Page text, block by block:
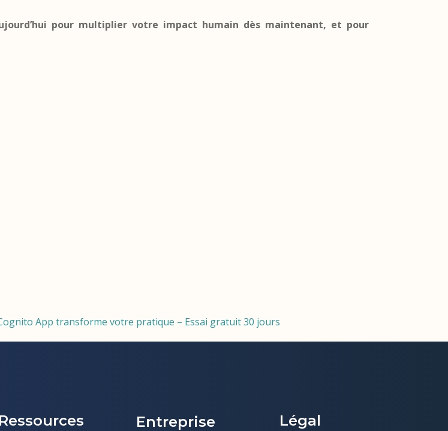
pour multiplier votre impact humain dès maintenant, et pour
App transforme votre pratique – Essai gratuit 30 jours
Ressources Entr​eprise Légal